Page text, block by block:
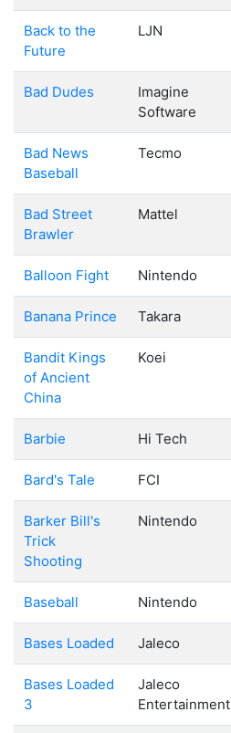
Back to the
Future
LJN
Bad Dudes
Imagine
Software
Bad News
Baseball
Tecmo
Bad Street
Brawler
Mattel
Balloon Fight Nintendo
Banana Prince Takara
Bandit Kings
of Ancient
China
Koei
Barbie Hi Tech
Bard's Tale FCI
Barker Bill's
Trick
Shooting
Nintendo
Baseball Nintendo
Bases Loaded Jaleco
Bases Loaded
3
Jaleco
Entertainment